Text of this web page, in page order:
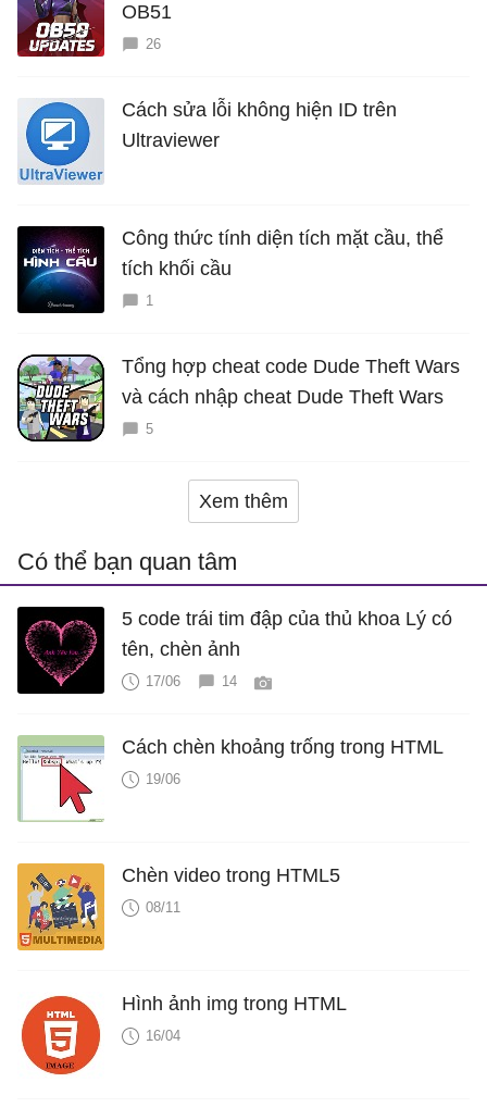
OB51
26
Cách sửa lỗi không hiện ID trên
Ultraviewer
Công thức tính diện tích mặt cầu, thể
tích khối cầu
1
Tổng hợp cheat code Dude Theft Wars
và cách nhập cheat Dude Theft Wars
5
Xem thêm
Có thể bạn quan tâm
5 code trái tim đập của thủ khoa Lý có
tên, chèn ảnh
17/06 14
Cách chèn khoảng trống trong HTML
19/06
Chèn video trong HTML5
08/11
Hình ảnh img trong HTML
16/04